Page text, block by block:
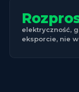
elektryczność,
eksporcie, nie